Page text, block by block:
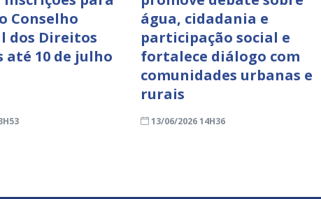
Conselho
dos Direitos
até 10 de julho
água, cidadania e
participação social e
fortalece diálogo com
comunidades urbanas e
rurais
13/06/2026 14H36